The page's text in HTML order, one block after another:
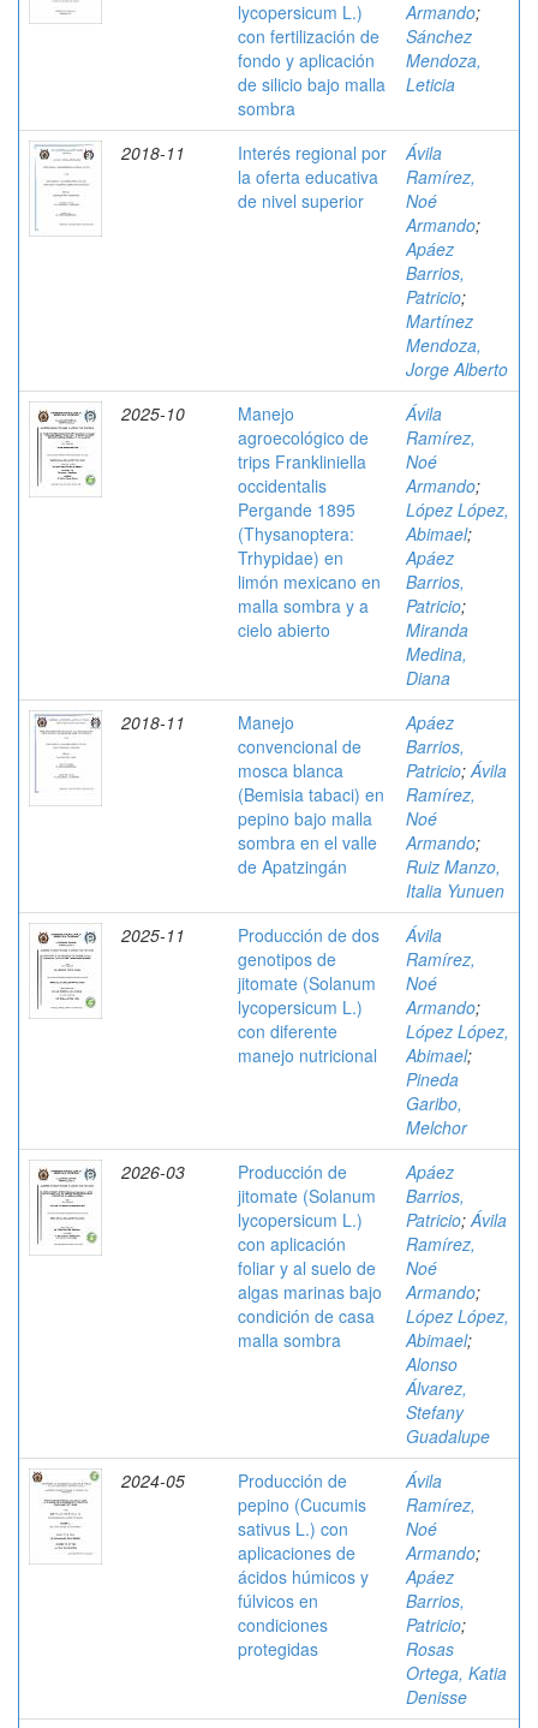
lycopersicum L.)
con fertilización de
fondo y aplicación
de silicio bajo malla
sombra
Armando;
Sánchez
Mendoza,
Leticia
2018-11
Interés regional por
la oferta educativa
de nivel superior
Ávila
Ramírez,
Noé
Armando;
Apáez
Barrios,
Patricio;
Martínez
Mendoza,
Jorge Alberto
2025-10
Manejo
agroecológico de
trips Frankliniella
occidentalis
Pergande 1895
(Thysanoptera:
Trhypidae) en
limón mexicano en
malla sombra y a
cielo abierto
Ávila
Ramírez,
Noé
Armando;
López López,
Abimael;
Apáez
Barrios,
Patricio;
Miranda
Medina,
Diana
2018-11
Manejo
convencional de
mosca blanca
(Bemisia tabaci) en
pepino bajo malla
sombra en el valle
de Apatzingán
Apáez
Barrios,
Patricio;Ávila
Ramírez,
Noé
Armando;
Ruiz Manzo,
Italia Yunuen
2025-11
Producción de dos
genotipos de
jitomate (Solanum
lycopersicum L.)
con diferente
manejo nutricional
Ávila
Ramírez,
Noé
Armando;
López López,
Abimael;
Pineda
Garibo,
Melchor
2026-03
Producción de
jitomate (Solanum
lycopersicum L.)
con aplicación
foliar y al suelo de
algas marinas bajo
condición de casa
malla sombra
Apáez
Barrios,
Patricio;Ávila
Ramírez,
Noé
Armando;
López López,
Abimael;
Alonso
Álvarez,
Stefany
Guadalupe
2024-05
Producción de
pepino (Cucumis
sativus L.) con
aplicaciones de
ácidos húmicos y
fúlvicos en
condiciones
protegidas
Ávila
Ramírez,
Noé
Armando;
Apáez
Barrios,
Patricio;
Rosas
Ortega, Katia
Denisse